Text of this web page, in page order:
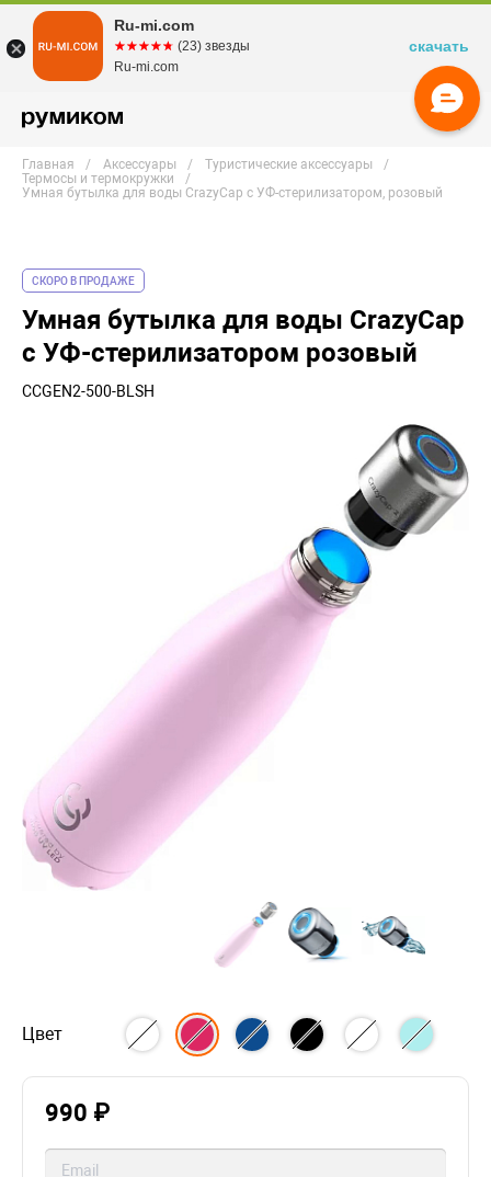
Главная Аксессуары
Туристические аксессуары
Термосы и термокружки
Умная бутылка для воды CrazyCap с УФ-стерилизатором, розовый
СКОРО В ПРОДАЖЕ
Умная бутылка для воды CrazyCap
с УФ-стерилизатором розовый
CCGEN2-500-BLSH
Цвет
990 ₽
Ru-mi.com
☆☆☆☆☆
★★★★★ (23) звезды
Ru-mi.com
скачать